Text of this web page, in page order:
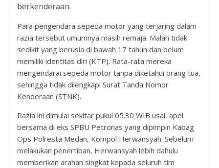
berkenderaan.
Para pengendara sepeda motor yang terjaring dalam
razia tersebut umumnya masih remaja. Malah tidak
sedikit yang berusia di bawah 17 tahun dan belum
memiliki identitas diri (KTP). Rata-rata mereka
mengendarai sepeda motor tanpa diketahui orang tua,
sehingga tidak dilengkapi Surat Tanda Nomor
Kenderaan (STNK).
Razia ini dimulai sekitar pukul 05.30 WIB usai apel
bersama di eks SPBU Petronas yang dipimpin Kabag
Ops Polresta Medan, Kompol Herwansyah. Sebelum
melakukan penertiban, Herwansyah lebih dahulu
memberikan arahan singkat kepada seluruh tim